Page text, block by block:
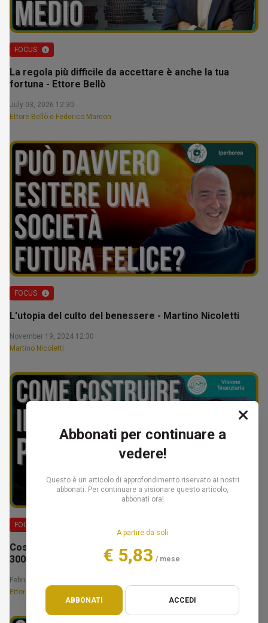
Abbonati per continuare a
vedere!
Questo è un articolo di approfondimento riservato ai nostri
abbonati. Per continuare a visionare questo articolo,
abbonati ora!
A partire da soli
€ 5,83 / mese
ABBONATI ACCEDI
FOCUS
La regola più difficile da accettare è anche la tua
fortuna - Ettore Bellò
July 03, 2026 12:30
Ettore Bellò e Federico Marcon
FOCUS
L'utopia del culto del benessere - Martino Nicoletti
November 19, 2024 12:30
Martino Nicoletti
FOCUS
Costruire il tuo patrimonio: la fase da 100.000€ a
300.000€ – Ettore Bellò
February 14, 2025 12:30
Ettore Bellò e Federico Marcon